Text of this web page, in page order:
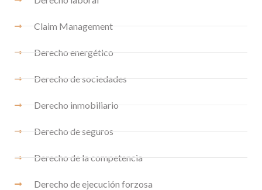
Claim Management
Derecho energético
Derecho de sociedades
Derecho inmobiliario
Derecho de seguros
Derecho de la competencia
Derecho de ejecución forzosa